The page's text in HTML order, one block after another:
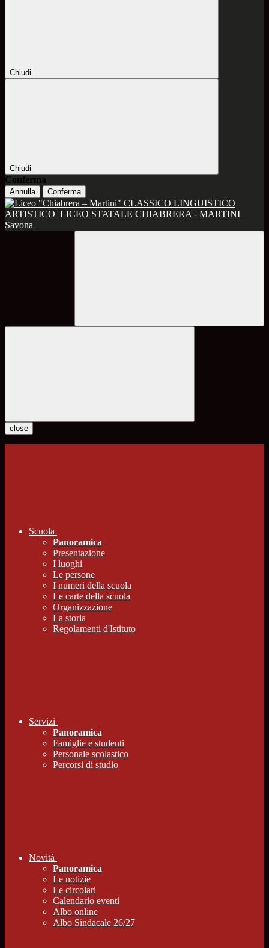
Chiudi
Chiudi
Conferma
Annulla Conferma
CLASSICO LINGUISTICO
ARTISTICO LICEO STATALE CHIABRERA - MARTINI
Savona
close
Scuola
Panoramica
Presentazione
I luoghi
Le persone
I numeri della scuola
Le carte della scuola
Organizzazione
La storia
Regolamenti d'Istituto
Servizi
Panoramica
Famiglie e studenti
Personale scolastico
Percorsi di studio
Novità
Panoramica
Le notizie
Le circolari
Calendario eventi
Albo online
Albo Sindacale 26/27